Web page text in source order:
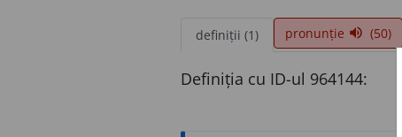
definiții (1) pronunție volume_up (50)
Definiția cu ID-ul 964144: